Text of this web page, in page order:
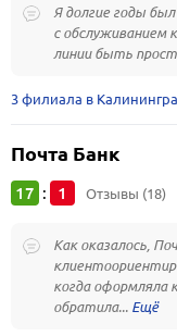
Я долгие годы
с обслуживанием
линии быть
3 филиала в
Почта Банк
17 : 1 Отзывы (18)
Как оказалось,
когда оформляла
обратила...